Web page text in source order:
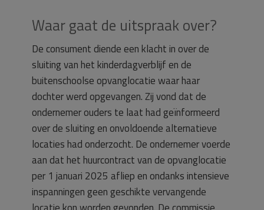
Waar gaat de uitspraak over?
De consument diende een klacht in over de
sluiting van het kinderdagverblijf en de
buitenschoolse opvanglocatie waar haar
dochter werd opgevangen. Zij vond dat de
ondernemer ouders te laat had geïnformeerd
over de sluiting en onvoldoende alternatieve
locaties had onderzocht. De ondernemer voerde
aan dat het huurcontract van de opvanglocatie
per 1 januari 2025 afliep en ondanks intensieve
inspanningen geen geschikte vervangende